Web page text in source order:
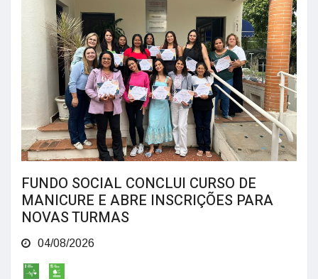
FUNDO SOCIAL CONCLUI CURSO DE
MANICURE E ABRE INSCRIÇÕES PARA
NOVAS TURMAS
04/08/2026